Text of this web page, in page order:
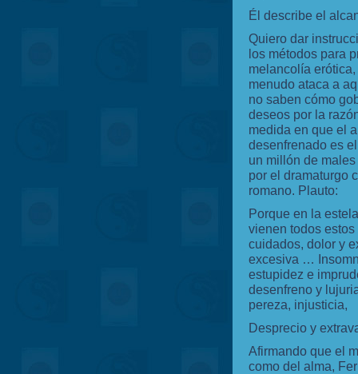
Él describe el
Quiero dar
los métodos para
melancolía
menudo ataca a
no saben cómo
deseos por la
medida en que el
desenfrenado es
un millón de
por el dramaturgo
romano. Plauto:
Porque en la
vienen todos estos
cuidados, dolor y
excesiva …
estupidez e
desenfreno y
pereza, injusticia,
Desprecio y
Afirmando que el
como del alma,